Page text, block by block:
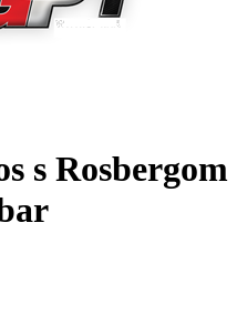
s Rosbergom